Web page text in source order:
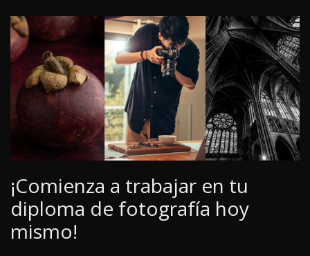
¡Comienza a trabajar en tu
diploma de fotografía hoy
mismo!